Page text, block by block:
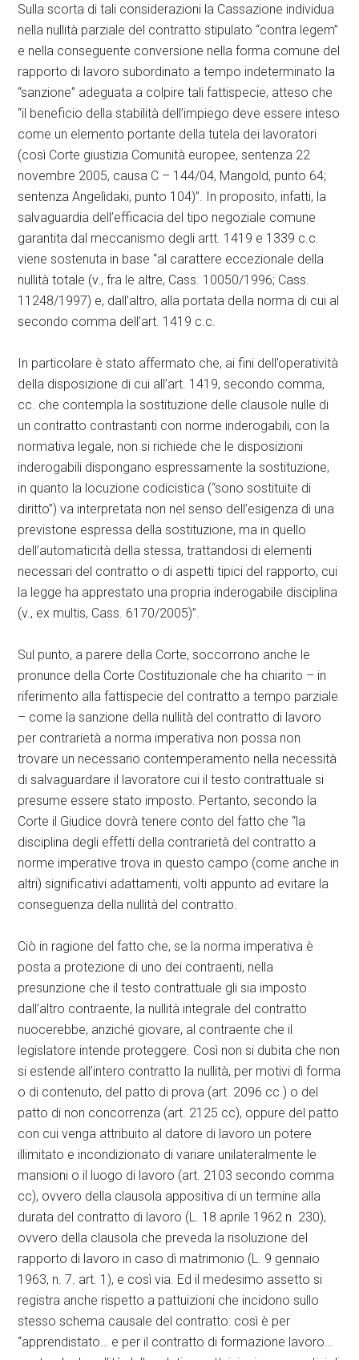
Sulla scorta di tali considerazioni la Cassazione individua
nella nullità parziale del contratto stipulato “contra legem”
e nella conseguente conversione nella forma comune del
rapporto di lavoro subordinato a tempo indeterminato la
“sanzione” adeguata a colpire tali fattispecie, atteso che
“il beneficio della stabilità dell’impiego deve essere inteso
come un elemento portante della tutela dei lavoratori
(così Corte giustizia Comunità europee, sentenza 22
novembre 2005, causa C – 144/04, Mangold, punto 64;
sentenza Angelìdaki, punto 104)”. In proposito, infatti, la
salvaguardia dell’efficacia del tipo negoziale comune
garantita dal meccanismo degli artt. 1419 e 1339 c.c.
viene sostenuta in base “al carattere eccezionale della
nullità totale (v., fra le altre, Cass. 10050/1996; Cass.
11248/1997) e, dall’altro, alla portata della norma di cui al
secondo comma dell’art. 1419 c.c.
In particolare è stato affermato che, ai fini dell’operatività
della disposizione di cui all’art. 1419, secondo comma,
cc. che contempla la sostituzione delle clausole nulle di
un contratto contrastanti con norme inderogabili, con la
normativa legale, non si richiede che le disposizioni
inderogabili dispongano espressamente la sostituzione,
in quanto la locuzione codicistica (“sono sostituite di
diritto”) va interpretata non nel senso dell’esigenza dì una
previstone espressa della sostituzione, ma in quello
dell’automaticità della stessa, trattandosi di elementi
necessari del contratto o di aspetti tipici del rapporto, cui
la legge ha apprestato una propria inderogabile disciplina
(v., ex multis, Cass. 6170/2005)”.
Sul punto, a parere della Corte, soccorrono anche le
pronunce della Corte Costituzionale che ha chiarito – in
riferimento alla fattispecie del contratto a tempo parziale
– come la sanzione della nullità del contratto di lavoro
per contrarietà a norma imperativa non possa non
trovare un necessario contemperamento nella necessità
di salvaguardare il lavoratore cui il testo contrattuale si
presume essere stato imposto. Pertanto, secondo la
Corte il Giudice dovrà tenere conto del fatto che “la
disciplina degli effetti della contrarietà del contratto a
norme imperative trova in questo campo (come anche in
altri) significativi adattamenti, volti appunto ad evitare la
conseguenza della nullità del contratto.
Ciò in ragione del fatto che, se la norma imperativa è
posta a protezione di uno dei contraenti, nella
presunzione che il testo contrattuale gli sia imposto
dall’altro contraente, la nullità integrale del contratto
nuocerebbe, anziché giovare, al contraente che il
legislatore intende proteggere. Così non si dubita che non
si estende all’intero contratto la nullità, per motivi dì forma
o di contenuto, del patto di prova (art. 2096 cc.) o del
patto di non concorrenza (art. 2125 cc), oppure del patto
con cui venga attribuito al datore di lavoro un potere
illimitato e incondizionato di variare unilateralmente le
mansioni o il luogo di lavoro (art. 2103 secondo comma
cc), ovvero della clausola appositiva di un termine alla
durata del contratto di lavoro (L. 18 aprile 1962 n. 230),
ovvero della clausola che preveda la risoluzione del
rapporto di lavoro in caso dì matrimonio (L. 9 gennaio
1963, n. 7. art. 1), e così via. Ed il medesimo assetto si
registra anche rispetto a pattuizioni che incidono sullo
stesso schema causale del contratto: così è per
“apprendistato… e per il contratto di formazione lavoro…